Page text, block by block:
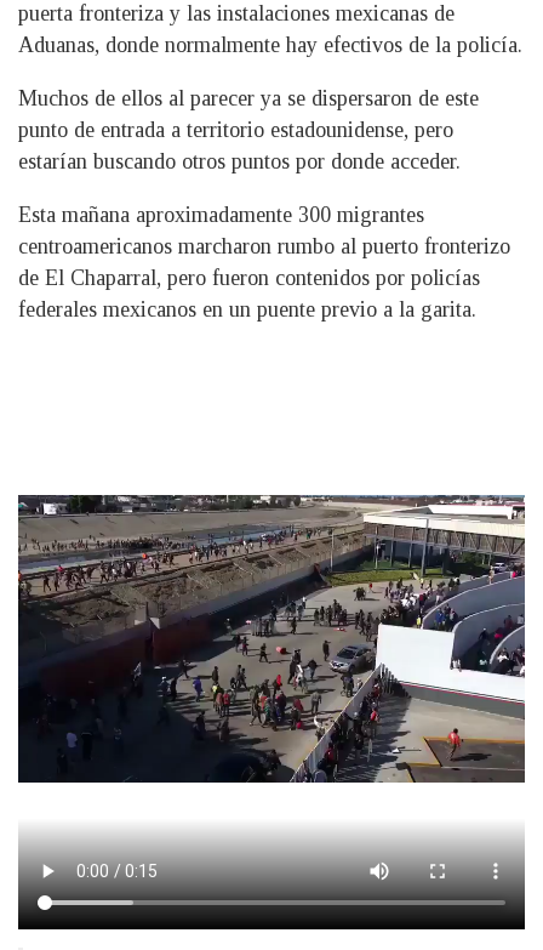
puerta fronteriza y las instalaciones mexicanas de
Aduanas, donde normalmente hay efectivos de la policía.
Muchos de ellos al parecer ya se dispersaron de este
punto de entrada a territorio estadounidense, pero
estarían buscando otros puntos por donde acceder.
Esta mañana aproximadamente 300 migrantes
centroamericanos marcharon rumbo al puerto fronterizo
de El Chaparral, pero fueron contenidos por policías
federales mexicanos en un puente previo a la garita.